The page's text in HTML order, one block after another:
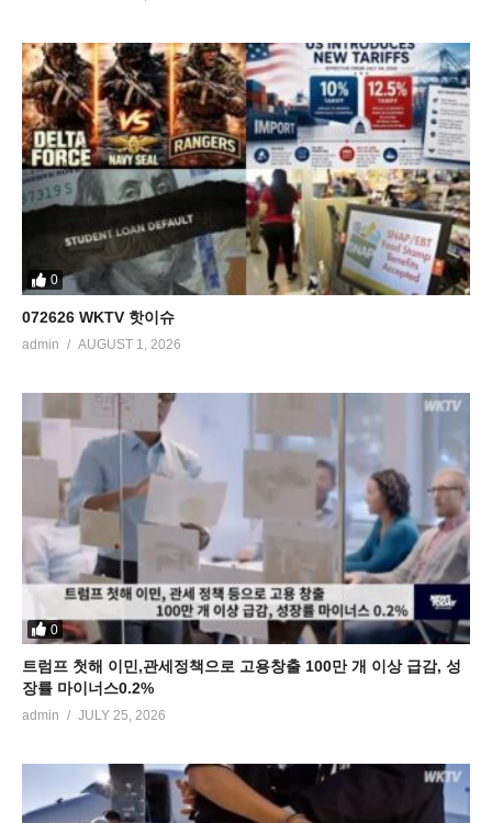
0
072626 WKTV 핫이슈
admin AUGUST 1, 2026
0
트럼프 첫해 이민,관세정책으로 고용창출 100만 개 이상 급감, 성
장률 마이너스0.2%
admin JULY 25, 2026